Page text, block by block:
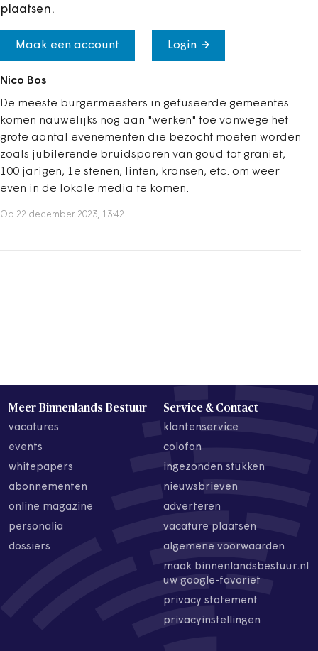
plaatsen.
Maak een account Login
Nico Bos
De meeste burgermeesters in gefuseerde gemeentes
komen nauwelijks nog aan "werken" toe vanwege het
grote aantal evenementen die bezocht moeten worden
zoals jubilerende bruidsparen van goud tot graniet,
100 jarigen, 1e stenen, linten, kransen, etc. om weer
even in de lokale media te komen.
Op 22 december 2023, 13:42
Meer Binnenlands Bestuur
vacatures
events
whitepapers
abonnementen
online magazine
personalia
dossiers
Service & Contact
klantenservice
colofon
ingezonden stukken
nieuwsbrieven
adverteren
vacature plaatsen
algemene voorwaarden
maak binnenlandsbestuur.nl
uw google-favoriet
privacy statement
privacyinstellingen